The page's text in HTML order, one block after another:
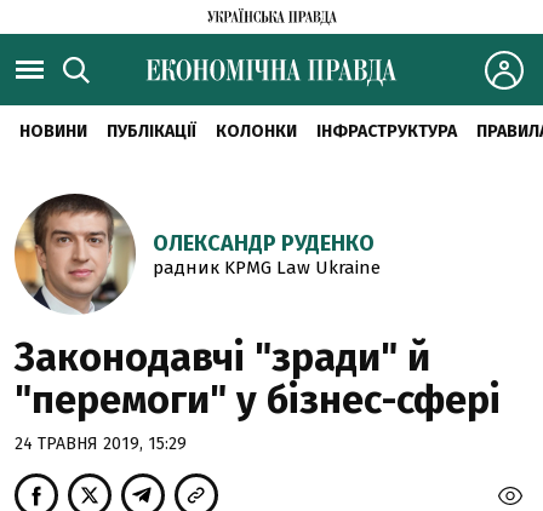
НОВИНИ ПУБЛІКАЦІЇ КОЛОНКИ ІНФРАСТРУКТУРА
ОЛЕКСАНДР РУДЕНКО
радник KPMG Law Ukraine
Законодавчі "зради" й
"перемоги" у бізнес-сфері
24 ТРАВНЯ 2019, 15:29